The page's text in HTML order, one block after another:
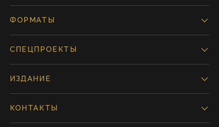
ФОРМАТЫ
СПЕЦПРОЕКТЫ
ИЗДАНИЕ
КОНТАКТЫ